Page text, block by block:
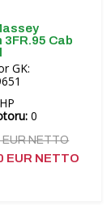
3FR.95 Cab
GK:
0
NETTO
EUR NETTO